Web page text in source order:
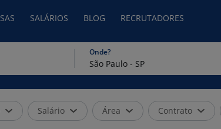
SALÁRIOS BLOG RECRUTADORES
Onde?
Salário Área Contrato